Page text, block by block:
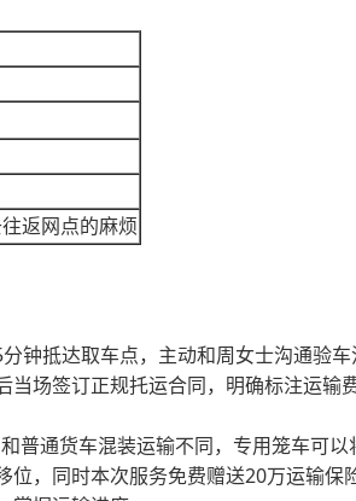
返网点的麻烦
分钟抵达取车点，主动和周女士沟通验
场签订正规托运合同，明确标注运输
普通货车混装运输不同，专用笼车可
位，同时本次服务免费赠送20万运输保